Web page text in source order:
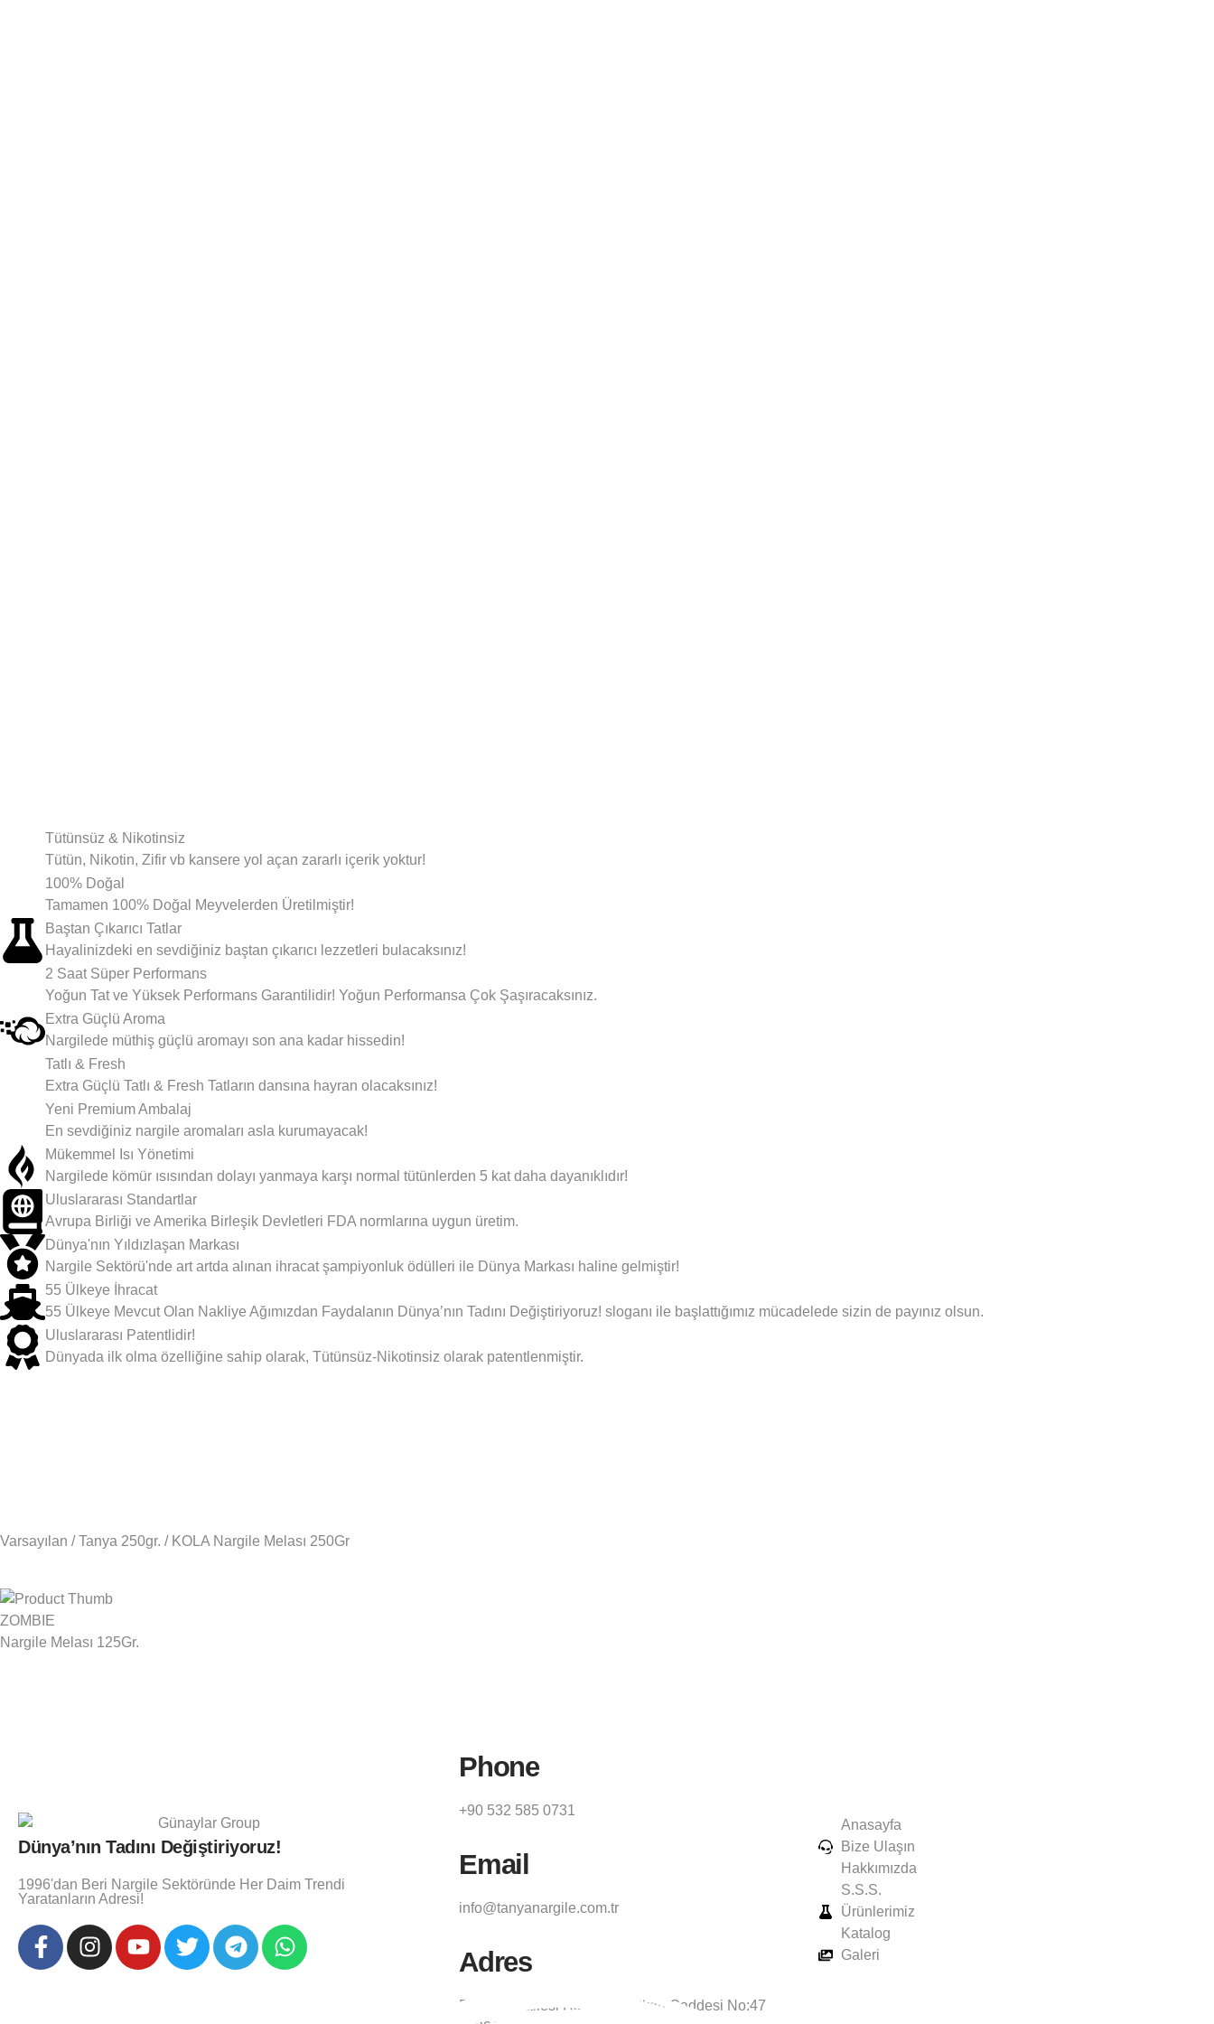
Tütünsüz & Nikotinsiz
Tütün, Nikotin, Zifir vb kansere yol açan zararlı içerik yoktur!
100% Doğal
Tamamen 100% Doğal Meyvelerden Üretilmiştir!
Baştan Çıkarıcı Tatlar
Hayalinizdeki en sevdiğiniz baştan çıkarıcı lezzetleri bulacaksınız!
2 Saat Süper Performans
Yoğun Tat ve Yüksek Performans Garantilidir! Yoğun Performansa Çok Şaşıracaksınız.
Extra Güçlü Aroma
Nargilede müthiş güçlü aromayı son ana kadar hissedin!
Tatlı & Fresh
Extra Güçlü Tatlı & Fresh Tatların dansına hayran olacaksınız!
Yeni Premium Ambalaj
En sevdiğiniz nargile aromaları asla kurumayacak!
Mükemmel Isı Yönetimi
Nargilede kömür ısısından dolayı yanmaya karşı normal tütünlerden 5 kat daha dayanıklıdır!
Uluslararası Standartlar
Avrupa Birliği ve Amerika Birleşik Devletleri FDA normlarına uygun üretim.
Dünya'nın Yıldızlaşan Markası
Nargile Sektörü'nde art artda alınan ihracat şampiyonluk ödülleri ile Dünya Markası haline gelmiştir!
55 Ülkeye İhracat
55 Ülkeye Mevcut Olan Nakliye Ağımızdan Faydalanın Dünya’nın Tadını Değiştiriyoruz! sloganı ile başlattığımız mücadelede sizin de payınız olsun.
Uluslararası Patentlidir!
Dünyada ilk olma özelliğine sahip olarak, Tütünsüz-Nikotinsiz olarak patentlenmiştir.
Varsayılan /Tanya 250gr. / KOLA Nargile Melası 250Gr
ZOMBIE
Nargile Melası 125Gr.
Dünya’nın Tadını Değiştiriyoruz!
1996'dan Beri Nargile Sektöründe Her Daim Trendi
Yaratanların Adresi!
Phone
+90 532 585 0731
Email
info@tanyanargile.com.tr
Adres
Baraj Mahallesi Hasan Polatkan Caddesi No:47
Anasayfa
Bize Ulaşın
Hakkımızda
S.S.S.
Ürünlerimiz
Katalog
Galeri